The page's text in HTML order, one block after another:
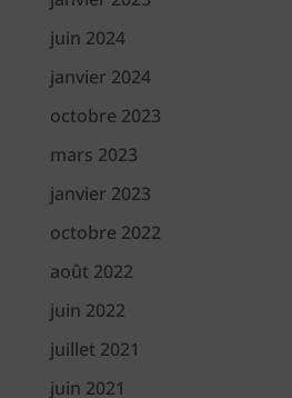
juin 2024
janvier 2024
octobre 2023
mars 2023
janvier 2023
octobre 2022
août 2022
juin 2022
juillet 2021
juin 2021